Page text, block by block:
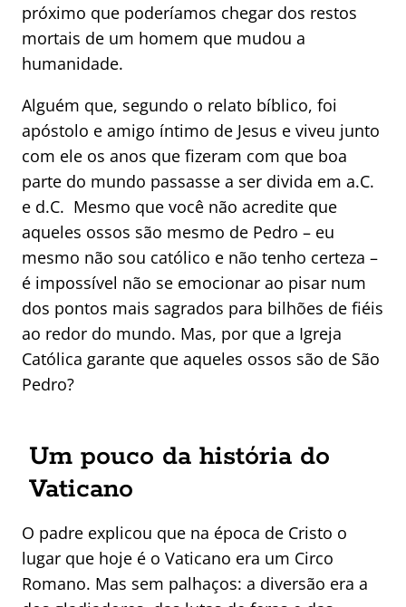
próximo que poderíamos chegar dos restos
mortais de um homem que mudou a
humanidade.
Alguém que, segundo o relato bíblico, foi
apóstolo e amigo íntimo de Jesus e viveu junto
com ele os anos que fizeram com que boa
parte do mundo passasse a ser divida em a.C.
e d.C. Mesmo que você não acredite que
aqueles ossos são mesmo de Pedro – eu
mesmo não sou católico e não tenho certeza –
é impossível não se emocionar ao pisar num
dos pontos mais sagrados para bilhões de fiéis
ao redor do mundo. Mas, por que a Igreja
Católica garante que aqueles ossos são de São
Pedro?
Um pouco da história do
Vaticano
O padre explicou que na época de Cristo o
lugar que hoje é o Vaticano era um Circo
Romano. Mas sem palhaços: a diversão era a